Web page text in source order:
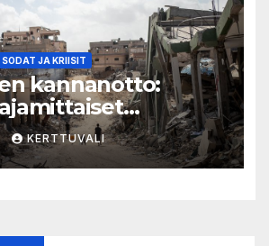
SODAT JA KRIISIT
kannanotto:
ovat
jos siihen
mahdollisuus
KERTTUVALI